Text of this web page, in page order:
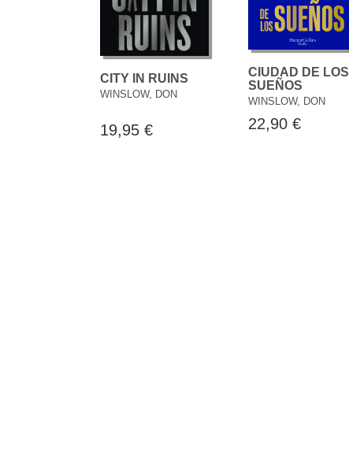
CITY IN RUINS
WINSLOW, DON
19,95 €
CIUDAD DE LOS
SUEÑOS
WINSLOW, DON
22,90 €